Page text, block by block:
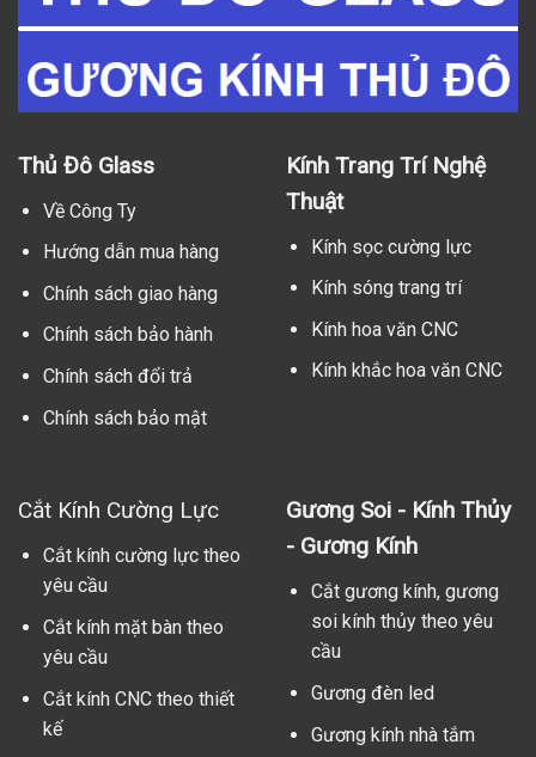
Thủ Đô Glass
Về Công Ty
Hướng dẫn mua hàng
Chính sách giao hàng
Chính sách bảo hành
Chính sách đổi trả
Chính sách bảo mật
Kính Trang Trí Nghệ
Thuật
Kính sọc cường lực
Kính sóng trang trí
Kính hoa văn CNC
Kính khắc hoa văn CNC
Cắt Kính Cường Lực
Cắt kính cường lực theo
yêu cầu
Cắt kính mặt bàn theo
yêu cầu
Cắt kính CNC theo thiết
kế
Gương Soi - Kính Thủy
- Gương Kính
Cắt gương kính, gương
soi kính thủy theo yêu
cầu
Gương đèn led
Gương kính nhà tắm